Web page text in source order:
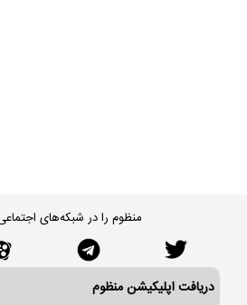
منظوم را در شبکه‌های
دریافت اپلیکیشن منظوم